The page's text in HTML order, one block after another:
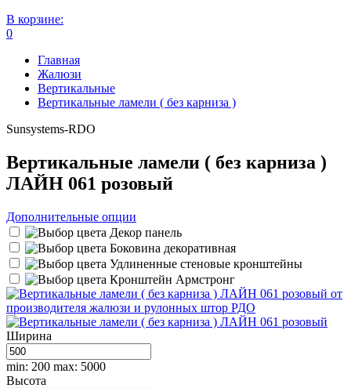
В корзине:
0
Главная
Жалюзи
Вертикальные
Вертикальные ламели ( без карниза )
Sunsystems-RDO
Вертикальные ламели ( без карниза )
ЛАЙН 061 розовый
Дополнительные опции
Декор панель
Боковина декоративная
Удлиненные стеновые кронштейны
Кронштейн Армстронг
Ширина
min: 200 max: 5000
Высота